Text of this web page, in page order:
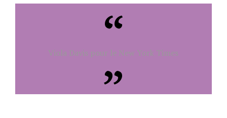
Viola Davis pour le New York Times